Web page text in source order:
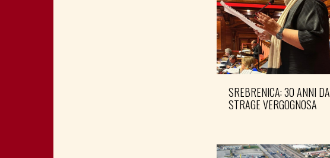
SREBRENICA: 30 ANNI DA
STRAGE VERGOGNOSA